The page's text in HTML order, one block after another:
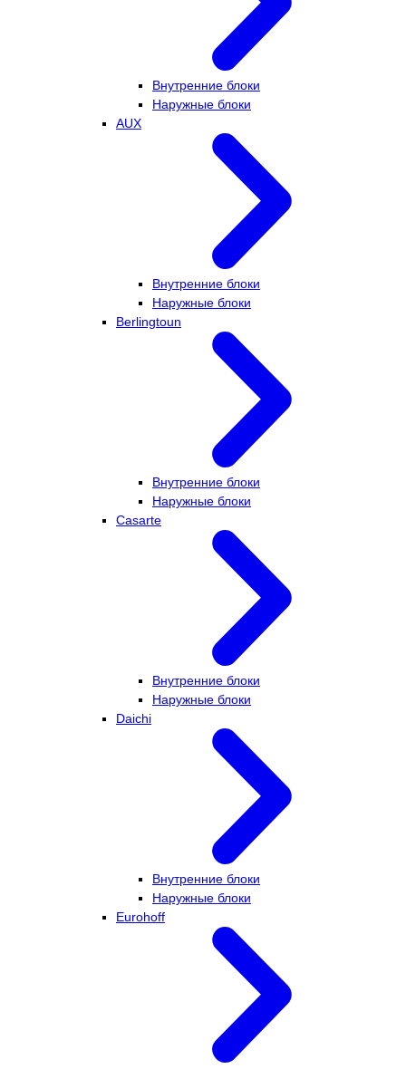
Внутренние блоки
Наружные блоки
AUX
Внутренние блоки
Наружные блоки
Berlingtoun
Внутренние блоки
Наружные блоки
Casarte
Внутренние блоки
Наружные блоки
Daichi
Внутренние блоки
Наружные блоки
Eurohoff